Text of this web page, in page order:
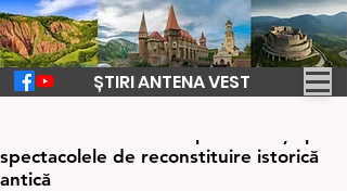
ȘTIRI ANTENA VEST
spectacolele de reconstituire istorică
antică